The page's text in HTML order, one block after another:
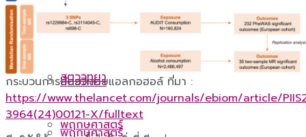
วิวัฒนาการ
สัตววิทยา
พฤกษศาสตร์
วิวัฒนาการ
สัตววิทยา
พฤกษศาสตร์
กระบวนการย่อยสลายแอลกอฮอล์ ที่มา :
https://www.thelancet.com/journals/ebiom/article/
3964(24)00121-X/fulltext